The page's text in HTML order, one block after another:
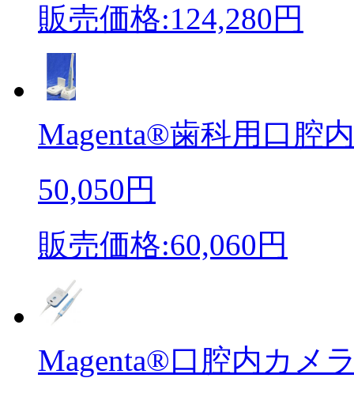
販売価格:124,280円
Magenta®歯科用口腔
50,050円
販売価格:60,060円
Magenta®口腔内カメ